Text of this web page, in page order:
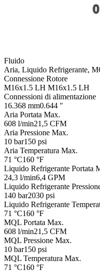
Fluido
Aria, Liquido Refrigerante,
Connessione Rotore
M16x1.5 LH M16x1.5 LH
Connessioni di alimentazione
16.368 mm0.644 "
Aria Portata Max.
608 l/min21,5 CFM
Aria Pressione Max.
10 bar150 psi
Aria Temperatura Max.
71 °C160 °F
Liquido Refrigerante Portata
24,3 l/min6,4 GPM
Liquido Refrigerante
140 bar2030 psi
Liquido Refrigerante
71 °C160 °F
MQL Portata Max.
608 l/min21,5 CFM
MQL Pressione Max.
10 bar150 psi
MQL Temperatura Max.
71 °C160 °F